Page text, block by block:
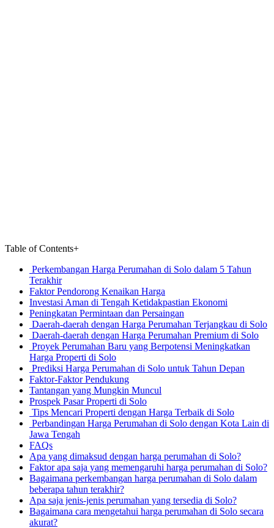
Table of Contents+
Perkembangan Harga Perumahan di Solo dalam 5 Tahun
Terakhir
Faktor Pendorong Kenaikan Harga
Investasi Aman di Tengah Ketidakpastian Ekonomi
Peningkatan Permintaan dan Persaingan
Daerah-daerah dengan Harga Perumahan Terjangkau di Solo
Daerah-daerah dengan Harga Perumahan Premium di Solo
Proyek Perumahan Baru yang Berpotensi Meningkatkan
Harga Properti di Solo
Prediksi Harga Perumahan di Solo untuk Tahun Depan
Faktor-Faktor Pendukung
Tantangan yang Mungkin Muncul
Prospek Pasar Properti di Solo
Tips Mencari Properti dengan Harga Terbaik di Solo
Perbandingan Harga Perumahan di Solo dengan Kota Lain di
Jawa Tengah
FAQs
Apa yang dimaksud dengan harga perumahan di Solo?
Faktor apa saja yang memengaruhi harga perumahan di Solo?
Bagaimana perkembangan harga perumahan di Solo dalam
beberapa tahun terakhir?
Apa saja jenis-jenis perumahan yang tersedia di Solo?
Bagaimana cara mengetahui harga perumahan di Solo secara
akurat?